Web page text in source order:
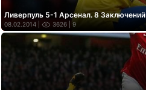
Ливерпуль 5-1 Арсенал. 8 Заключений
08.02.2014 | 3626 | 9